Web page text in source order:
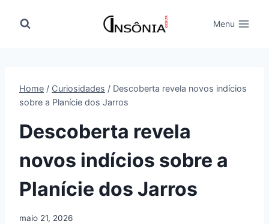
para
Menu
Home / Curiosidades / Descoberta revela novos indícios
sobre a Planície dos Jarros
Descoberta revela
novos indícios sobre a
Planície dos Jarros
maio 21, 2026